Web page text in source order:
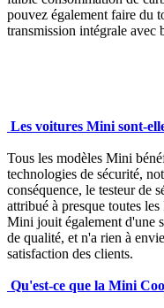
pouvez également faire du
transmission intégrale avec
Les voitures Mini sont-
Tous les modèles Mini
technologies de sécurité,
conséquence, le testeur de
attribué à presque toutes
Mini jouit également d'une
de qualité, et n'a rien à
satisfaction des clients.
Qu'est-ce que la Mini